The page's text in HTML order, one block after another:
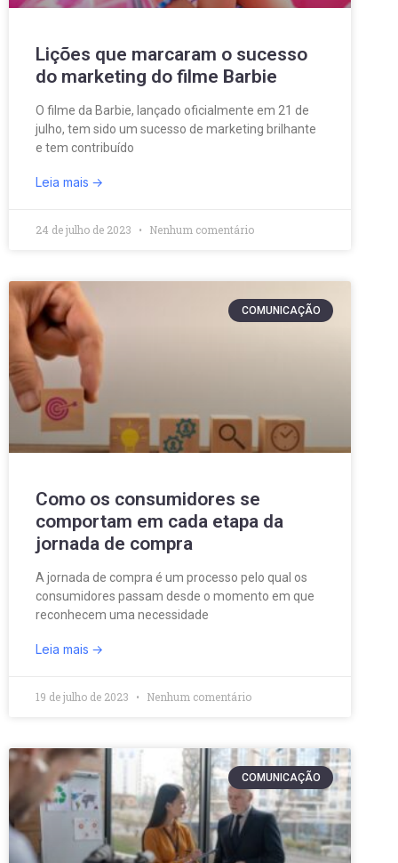
Lições que marcaram o sucesso
do marketing do filme Barbie
O filme da Barbie, lançado oficialmente em 21 de
julho, tem sido um sucesso de marketing brilhante
e tem contribuído
Leia mais
24 de julho de 2023 Nenhum comentário
COMUNICAÇÃO
Como os consumidores se
comportam em cada etapa da
jornada de compra
A jornada de compra é um processo pelo qual os
consumidores passam desde o momento em que
reconhecem uma necessidade
Leia mais
19 de julho de 2023 Nenhum comentário
COMUNICAÇÃO